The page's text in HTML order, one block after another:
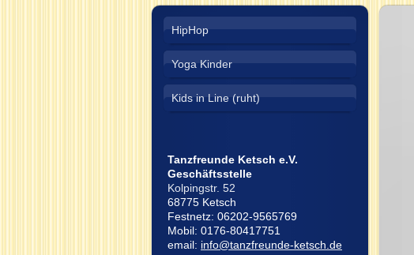
HipHop
Yoga Kinder
Kids in Line (ruht)
Tanzfreunde Ketsch e.V.
Geschäftsstelle
Kolpingstr. 52
68775 Ketsch
Festnetz: 06202-9565769
Mobil: 0176-80417751
email: info@tanzfreunde-ketsch.de